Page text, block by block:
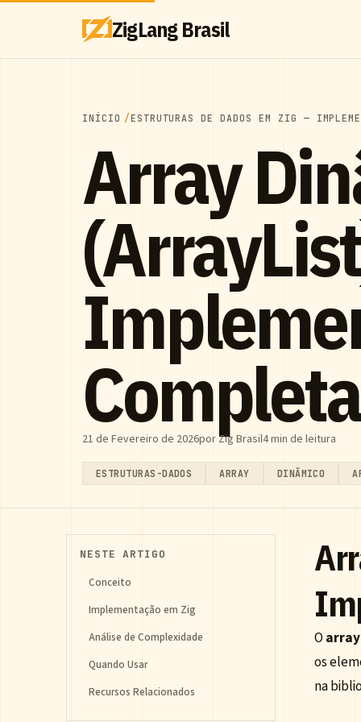
ZigLang Brasil
INÍCIO ESTRUTURAS DE DADOS EM ZIG —
Array
Completa
21 de Fevereiro de 2026por Zig Brasil4 min de leitura
ESTRUTURAS-DADOS ARRAY DINÂMICO
NESTE ARTIGO
Conceito
Implementação em Zig
Análise de Complexidade
Quando Usar
Recursos Relacionados
O
os
na